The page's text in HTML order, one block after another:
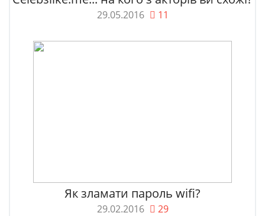
29.05.2016 11
Як зламати пароль wifi?
29.02.2016 29